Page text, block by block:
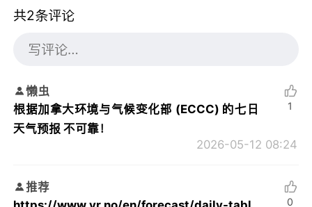
共2条评论
懒虫
根据加拿大环境与气候变化部 (ECCC) 的七日
天气预报 不可靠！
2026-05-12 08:24
1
推荐
0